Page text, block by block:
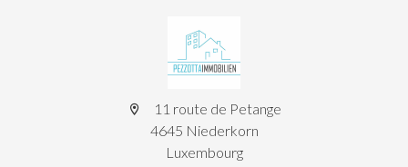
11 route de Petange
4645 Niederkorn
Luxembourg